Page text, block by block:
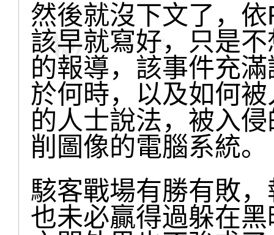
然後就沒下文了，
該早就寫好，只是
的報導，該事件充
於何時，以及如何
的人士說法，被入
削圖像的電腦系統。
駭客戰場有勝有敗
也未必贏得過躲在